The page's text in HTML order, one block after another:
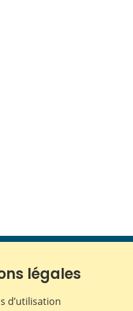
légales
d’utilisation